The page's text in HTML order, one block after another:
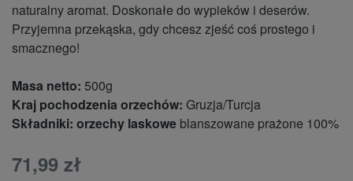
naturalny aromat. Doskonałe do wypieków i deserów.
Przyjemna przekąska, gdy chcesz zjeść coś prostego i
smacznego!
Masa netto: 500g
Kraj pochodzenia orzechów: Gruzja/Turcja
Składniki: orzechy laskowe blanszowane prażone 100%
71,99 zł